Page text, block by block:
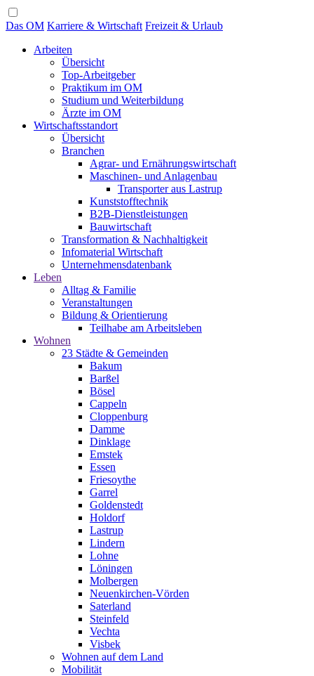
Das OM Karriere & Wirtschaft Freizeit & Urlaub
Arbeiten
Übersicht
Top-Arbeitgeber
Praktikum im OM
Studium und Weiterbildung
Ärzte im OM
Wirtschaftsstandort
Übersicht
Branchen
Agrar- und Ernährungswirtschaft
Maschinen- und Anlagenbau
Transporter aus Lastrup
Kunststofftechnik
B2B-Dienstleistungen
Bauwirtschaft
Transformation & Nachhaltigkeit
Infomaterial Wirtschaft
Unternehmensdatenbank
Leben
Alltag & Familie
Veranstaltungen
Bildung & Orientierung
Teilhabe am Arbeitsleben
Wohnen
23 Städte & Gemeinden
Bakum
Barßel
Bösel
Cappeln
Cloppenburg
Damme
Dinklage
Emstek
Essen
Friesoythe
Garrel
Goldenstedt
Holdorf
Lastrup
Lindern
Lohne
Löningen
Molbergen
Neuenkirchen-Vörden
Saterland
Steinfeld
Vechta
Visbek
Wohnen auf dem Land
Mobilität